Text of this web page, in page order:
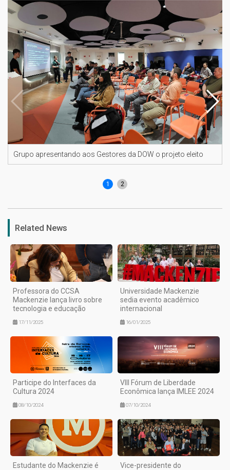
Grupo apresentando aos Gestores da DOW o projeto eleito
1 2
Related News
Professora do CCSA
Mackenzie lança livro sobre
tecnologia e educação
17/11/2025
Universidade Mackenzie
sedia evento acadêmico
internacional
16/01/2025
Participe do Interfaces da
Cultura 2024
08/10/2024
VIII Fórum de Liberdade
Econômica lança IMLEE 2024
07/10/2024
Estudante do Mackenzie é Vice-presidente do